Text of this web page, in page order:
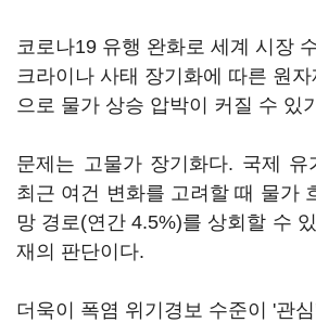
코로나19 유행 완화로 세계 시장
크라이나 사태 장기화에 따른 원
으로 물가 상승 압박이 커질 수 있
문제는 고물가 장기화다. 국제
최근 여건 변화를 고려할 때 물가
망 경로(연간 4.5%)를 상회할 수
재의 판단이다.
더욱이 폭염 위기경보 수준이 '관심